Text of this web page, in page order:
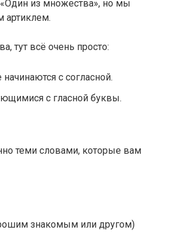
из множества», но мы
артиклем.
тут всё очень просто:
с согласной.
с гласной буквы.
теми словами, которые вам
знакомым или другом)